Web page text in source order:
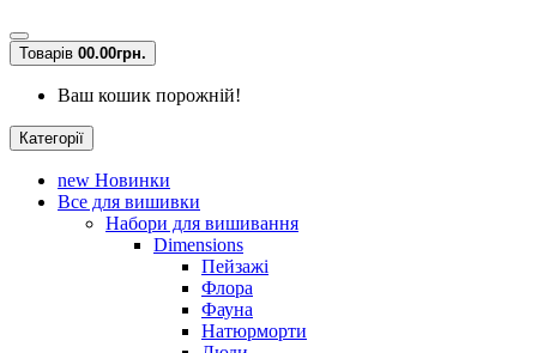
Товарів 00.00грн.
Ваш кошик порожній!
Категорії
new Новинки
Все для вишивки
Набори для вишивання
Dimensions
Пейзажі
Флора
Фауна
Натюрморти